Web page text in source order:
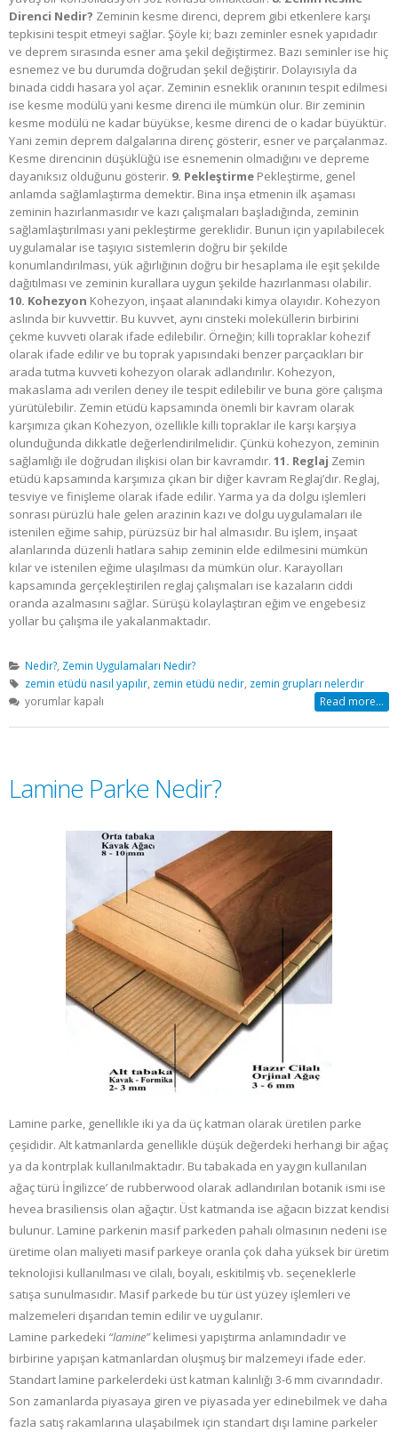
Direnci Nedir? Zeminin kesme direnci, deprem gibi etkenlere karşı
tepkisini tespit etmeyi sağlar. Şöyle ki; bazı zeminler esnek yapıdadır
ve deprem sırasında esner ama şekil değiştirmez. Bazı seminler ise hiç
esnemez ve bu durumda doğrudan şekil değiştirir. Dolayısıyla da
binada ciddi hasara yol açar. Zeminin esneklik oranının tespit edilmesi
ise kesme modülü yani kesme direnci ile mümkün olur. Bir zeminin
kesme modülü ne kadar büyükse, kesme direnci de o kadar büyüktür.
Yani zemin deprem dalgalarına direnç gösterir, esner ve parçalanmaz.
Kesme direncinin düşüklüğü ise esnemenin olmadığını ve depreme
dayanıksız olduğunu gösterir. 9. Pekleştirme Pekleştirme, genel
anlamda sağlamlaştırma demektir. Bina inşa etmenin ilk aşaması
zeminin hazırlanmasıdır ve kazı çalışmaları başladığında, zeminin
sağlamlaştırılması yani pekleştirme gereklidir. Bunun için yapılabilecek
uygulamalar ise taşıyıcı sistemlerin doğru bir şekilde
konumlandırılması, yük ağırlığının doğru bir hesaplama ile eşit şekilde
dağıtılması ve zeminin kurallara uygun şekilde hazırlanması olabilir.
10. Kohezyon Kohezyon, inşaat alanındaki kimya olayıdır. Kohezyon
aslında bir kuvvettir. Bu kuvvet, aynı cinsteki moleküllerin birbirini
çekme kuvveti olarak ifade edilebilir. Örneğin; killi topraklar kohezif
olarak ifade edilir ve bu toprak yapısındaki benzer parçacıkları bir
arada tutma kuvveti kohezyon olarak adlandırılır. Kohezyon,
makaslama adı verilen deney ile tespit edilebilir ve buna göre çalışma
yürütülebilir. Zemin etüdü kapsamında önemli bir kavram olarak
karşımıza çıkan Kohezyon, özellikle killi topraklar ile karşı karşıya
olunduğunda dikkatle değerlendirilmelidir. Çünkü kohezyon, zeminin
sağlamlığı ile doğrudan ilişkisi olan bir kavramdır. 11. Reglaj Zemin
etüdü kapsamında karşımıza çıkan bir diğer kavram Reglaj’dır. Reglaj,
tesviye ve finişleme olarak ifade edilir. Yarma ya da dolgu işlemleri
sonrası pürüzlü hale gelen arazinin kazı ve dolgu uygulamaları ile
istenilen eğime sahip, pürüzsüz bir hal almasıdır. Bu işlem, inşaat
alanlarında düzenli hatlara sahip zeminin elde edilmesini mümkün
kılar ve istenilen eğime ulaşılması da mümkün olur. Karayolları
kapsamında gerçekleştirilen reglaj çalışmaları ise kazaların ciddi
oranda azalmasını sağlar. Sürüşü kolaylaştıran eğim ve engebesiz
yollar bu çalışma ile yakalanmaktadır.
Nedir?, Zemin Uygulamaları Nedir?
zemin etüdü nasıl yapılır, zemin etüdü nedir, zemin grupları nelerdir
Zemin
yorumlar kapalı Read more...
Lamine Parke Nedir?
Lamine parke, genellikle iki ya da üç katman olarak üretilen parke
çeşididir. Alt katmanlarda genellikle düşük değerdeki herhangi bir ağaç
ya da kontrplak kullanılmaktadır. Bu tabakada en yaygın kullanılan
ağaç türü İngilizce’ de rubberwood olarak adlandırılan botanik ismi ise
hevea brasiliensis olan ağaçtır. Üst katmanda ise ağacın bizzat kendisi
bulunur. Lamine parkenin masif parkeden pahalı olmasının nedeni ise
üretime olan maliyeti masif parkeye oranla çok daha yüksek bir üretim
teknolojisi kullanılması ve cilalı, boyalı, eskitilmiş vb. seçeneklerle
satışa sunulmasıdır. Masif parkede bu tür üst yüzey işlemleri ve
malzemeleri dışarıdan temin edilir ve uygulanır.
Lamine parkedeki “lamine”kelimesi yapıştırma anlamındadır ve
birbirine yapışan katmanlardan oluşmuş bir malzemeyi ifade eder.
Standart lamine parkelerdeki üst katman kalınlığı 3-6 mm civarındadır.
Son zamanlarda piyasaya giren ve piyasada yer edinebilmek ve daha
fazla satış rakamlarına ulaşabilmek için standart dışı lamine parkeler